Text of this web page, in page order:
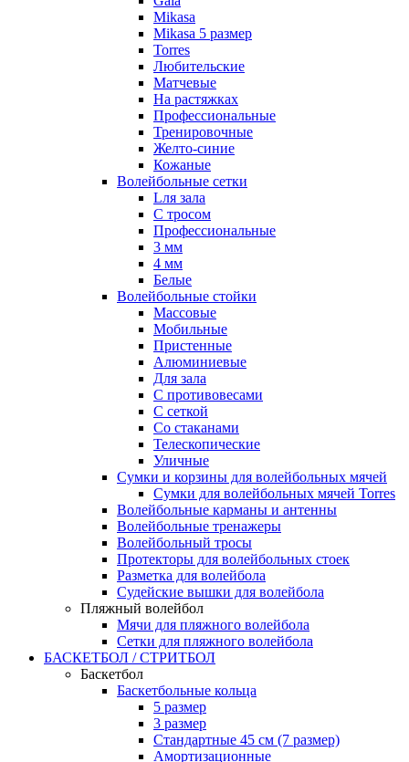
Mikasa
Mikasa 5 размер
Torres
Любительские
Матчевые
На растяжках
Профессиональные
Тренировочные
Желто-синие
Кожаные
Волейбольные сетки
Lля зала
C тросом
Профессиональные
3 мм
4 мм
Белые
Волейбольные стойки
Массовые
Мобильные
Пристенные
Алюминиевые
Для зала
С противовесами
С сеткой
Со стаканами
Телескопические
Уличные
Сумки и корзины для волейбольных мячей
Сумки для волейбольных мячей Torres
Волейбольные карманы и антенны
Волейбольные тренажеры
Волейбольный тросы
Протекторы для волейбольных стоек
Разметка для волейбола
Судейские вышки для волейбола
Пляжный волейбол
Мячи для пляжного волейбола
Сетки для пляжного волейбола
БАСКЕТБОЛ / СТРИТБОЛ
Баскетбол
Баскетбольные кольца
5 размер
3 размер
Стандартные 45 см (7 размер)
Амортизационные